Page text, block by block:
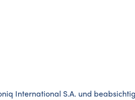
International S.A. und